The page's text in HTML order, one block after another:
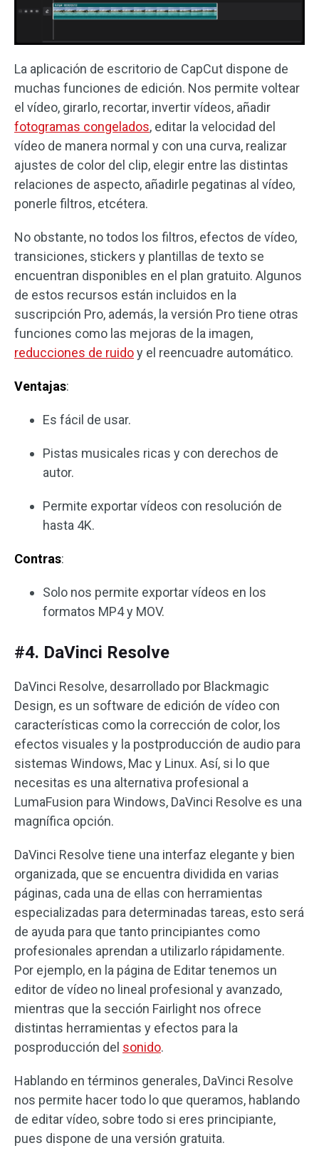
La aplicación de escritorio de CapCut dispone de
muchas funciones de edición. Nos permite voltear
el vídeo, girarlo, recortar, invertir vídeos, añadir
fotogramas congelados, editar la velocidad del
vídeo de manera normal y con una curva, realizar
ajustes de color del clip, elegir entre las distintas
relaciones de aspecto, añadirle pegatinas al vídeo,
ponerle filtros, etcétera.
No obstante, no todos los filtros, efectos de vídeo,
transiciones, stickers y plantillas de texto se
encuentran disponibles en el plan gratuito. Algunos
de estos recursos están incluidos en la
suscripción Pro, además, la versión Pro tiene otras
funciones como las mejoras de la imagen,
reducciones de ruidoy el reencuadre automático.
Ventajas:
Es fácil de usar.
Pistas musicales ricas y con derechos de
autor.
Permite exportar vídeos con resolución de
hasta 4K.
Contras:
Solo nos permite exportar vídeos en los
formatos MP4 y MOV.
#4. DaVinci Resolve
DaVinci Resolve, desarrollado por Blackmagic
Design, es un software de edición de vídeo con
características como la corrección de color, los
efectos visuales y la postproducción de audio para
sistemas Windows, Mac y Linux. Así, si lo que
necesitas es una alternativa profesional a
LumaFusion para Windows, DaVinci Resolve es una
magnífica opción.
DaVinci Resolve tiene una interfaz elegante y bien
organizada, que se encuentra dividida en varias
páginas, cada una de ellas con herramientas
especializadas para determinadas tareas, esto será
de ayuda para que tanto principiantes como
profesionales aprendan a utilizarlo rápidamente.
Por ejemplo, en la página de Editar tenemos un
editor de vídeo no lineal profesional y avanzado,
mientras que la sección Fairlight nos ofrece
distintas herramientas y efectos para la
posproducción del sonido.
Hablando en términos generales, DaVinci Resolve
nos permite hacer todo lo que queramos, hablando
de editar vídeo, sobre todo si eres principiante,
pues dispone de una versión gratuita.